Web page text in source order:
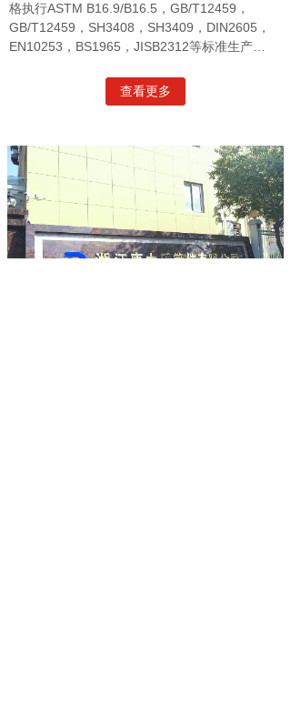
格执行ASTM B16.9/B16.5，GB/T12459，
GB/T12459，SH3408，SH3409，DIN2605，
EN10253，BS1965，JISB2312等标准生产…
查看更多